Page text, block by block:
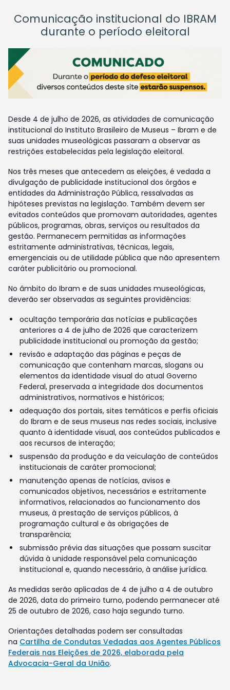
Comunicação institucional do IBRAM
durante o período eleitoral
Desde 4 de julho de 2026, as atividades de comunicação
institucional do Instituto Brasileiro de Museus – Ibram e de
suas unidades museológicas passaram a observar as
restrições estabelecidas pela legislação eleitoral.
Nos três meses que antecedem as eleições, é vedada a
divulgação de publicidade institucional dos órgãos e
entidades da Administração Pública, ressalvadas as
hipóteses previstas na legislação. Também devem ser
evitados conteúdos que promovam autoridades, agentes
públicos, programas, obras, serviços ou resultados da
gestão. Permanecem permitidas as informações
estritamente administrativas, técnicas, legais,
emergenciais ou de utilidade pública que não apresentem
caráter publicitário ou promocional.
No âmbito do Ibram e de suas unidades museológicas,
deverão ser observadas as seguintes providências:
ocultação temporária das notícias e publicações
anteriores a 4 de julho de 2026 que caracterizem
publicidade institucional ou promoção da gestão;
revisão e adaptação das páginas e peças de
comunicação que contenham marcas, slogans ou
elementos da identidade visual do atual Governo
Federal, preservada a integridade dos documentos
administrativos, normativos e históricos;
adequação dos portais, sites temáticos e perfis oficiais
do Ibram e de seus museus nas redes sociais, inclusive
quanto à identidade visual, aos conteúdos publicados e
aos recursos de interação;
suspensão da produção e da veiculação de conteúdos
institucionais de caráter promocional;
manutenção apenas de notícias, avisos e
comunicados objetivos, necessários e estritamente
informativos, relacionados ao funcionamento dos
museus, à prestação de serviços públicos, à
programação cultural e às obrigações de
transparência;
submissão prévia das situações que possam suscitar
dúvida à unidade responsável pela comunicação
institucional e, quando necessário, à análise jurídica.
As medidas serão aplicadas de 4 de julho a 4 de outubro
de 2026, data do primeiro turno, podendo permanecer até
25 de outubro de 2026, caso haja segundo turno.
Orientações detalhadas podem ser consultadas
na Cartilha de Condutas Vedadas aos Agentes Públicos
Federais nas Eleições de 2026, elaborada pela
Advocacia-Geral da União.